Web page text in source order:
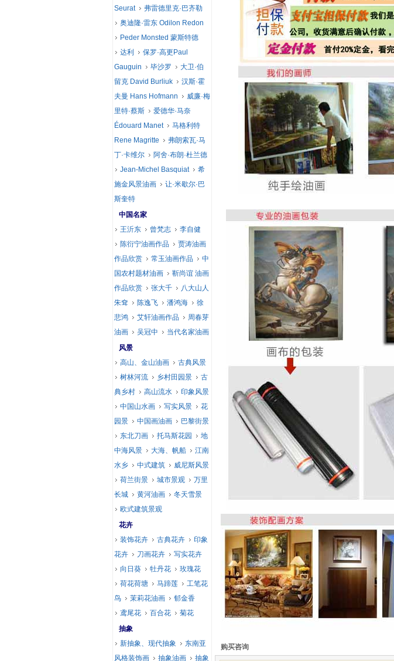
购买咨询
Seurat
弗雷德里克·巴齐勒
奥迪隆·雷东 Odilon Redon
Peder Monsted 蒙斯特德
达利
保罗·高更Paul
Gauguin
毕沙罗
大卫·伯
留克 David Burliuk
汉斯·霍
夫曼 Hans Hofmann
威廉·梅
里特·蔡斯
爱德华·马奈
Édouard Manet
马格利特
Rene Magritte
弗朗索瓦·马
丁·卡维尔
阿舍·布朗·杜兰德
Jean-Michel Basquiat
希
施金风景油画
让·米歇尔·巴
斯奎特
中国名家
王沂东
曾梵志
李自健
陈衍宁油画作品
贾涛油画
作品欣赏
常玉油画作品
中
国农村题材油画
靳尚谊 油画
作品欣赏
张大千
八大山人
朱耷
陈逸飞 潘鸿海
徐
悲鸿
艾轩油画作品
周春芽
油画
吴冠中
当代名家油画
风景
高山、金山油画
古典风景
树林河流
乡村田园景
古
典乡村
高山流水
印象风景
中国山水画
写实风景
花
园景
中国画油画
巴黎街景
东北刀画
托马斯花园
地
中海风景
大海、帆船
江南
水乡
中式建筑
威尼斯风景
荷兰街景
城市景观
万里
长城
黄河油画
冬天雪景
欧式建筑景观
花卉
装饰花卉
古典花卉
印象
花卉
刀画花卉
写实花卉
向日葵
牡丹花
玫瑰花
荷花荷塘
马蹄莲
工笔花
鸟
茉莉花油画
郁金香
鸢尾花
百合花
菊花
抽象
新抽象、现代抽象
东南亚
风格装饰画
抽象油画
抽象